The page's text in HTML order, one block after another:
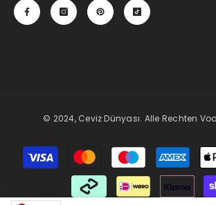
© 2024, Ceviz Dünyası. Alle Rechten